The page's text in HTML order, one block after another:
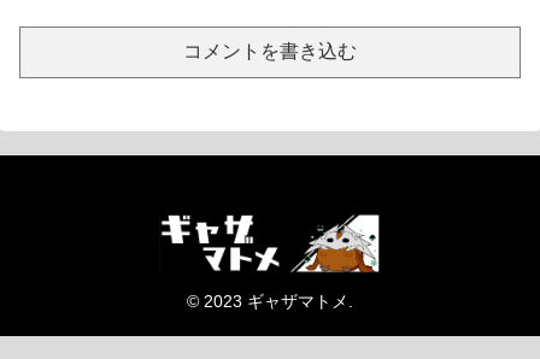
コメントを書き込む
© 2023 ギャザマトメ.